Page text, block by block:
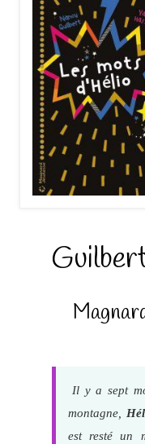
Il y a sept
montagne,
est resté un